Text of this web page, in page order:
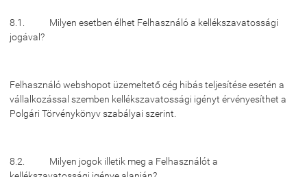
8.1. Milyen esetben élhet Felhasználó a kellékszavatossági
jogával?
Felhasználó webshopot üzemeltető cég hibás teljesítése esetén a
vállalkozással szemben kellékszavatossági igényt érvényesíthet a
Polgári Törvénykönyv szabályai szerint.
8.2. Milyen jogok illetik meg a Felhasználót a